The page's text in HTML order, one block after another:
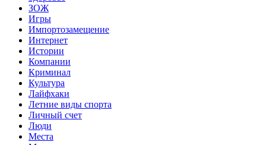
ЗОЖ
Игры
Импортозамещение
Интернет
Истории
Компании
Криминал
Культура
Лайфхаки
Летние виды спорта
Личный счет
Люди
Места